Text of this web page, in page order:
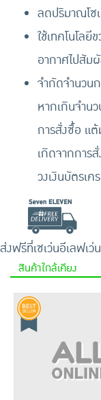
ลดปริมาณโซ
ใช้เทคโนโล
อากาศไปสัม
จำกัดจำนวน
หากเกินจำน
การสั่งซื้อ แ
เกิดจากการ
วงเงินบัตรเ
ส่งฟรีที่เซเว่นอีเลฟเว่น
สินค้าใกล้เคียง